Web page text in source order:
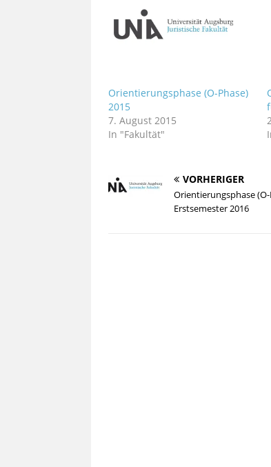
Orientierungsphase (O-Phase)
2015
7. August 2015
In "Fakultät"
VORHERIGER
Orientierungsphase
Erstsemester 2016